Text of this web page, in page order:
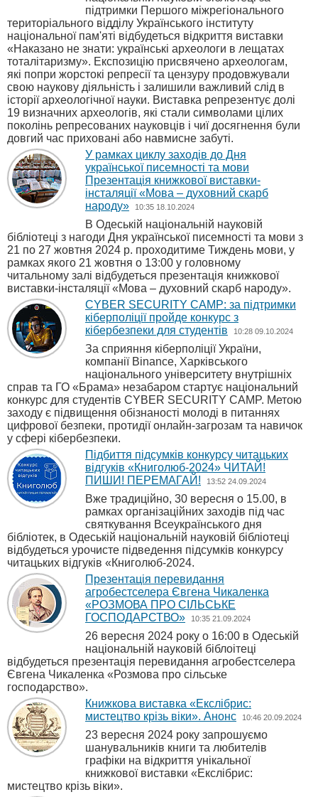
підтримки Першого міжрегіонального
територіального відділу Українського інституту
національної пам'яті відбудеться відкриття виставки
«Наказано не знати: українські археологи в лещатах
тоталітаризму». Експозицію присвячено археологам,
які попри жорстокі репресії та цензуру продовжували
свою наукову діяльність і залишили важливий слід в
історії археологічної науки. Виставка репрезентує долі
19 визначних археологів, які стали символами цілих
поколінь репресованих науковців і чиї досягнення були
довгий час приховані або навмисне забуті.
У рамках циклу заходів до Дня
української писемності та мови
Презентація книжкової виставки-
інсталяції «Мова – духовний скарб
народу»
10:35 18.10.2024
В Одеській національній науковій
бібліотеці з нагоди Дня української писемності та мови з
21 по 27 жовтня 2024 р. проходитиме Тиждень мови, у
рамках якого 21 жовтня о 13:00 у головному
читальному залі відбудеться презентація книжкової
виставки-інсталяції «Мова – духовний скарб народу».
CYBER SECURITY CAMP: за підтримки
кіберполіції пройде конкурс з
кібербезпеки для студентів
10:28 09.10.2024
За сприяння кіберполіції України,
компанії Binance, Харківського
національного університету внутрішніх
справ та ГО «Брама» незабаром стартує національний
конкурс для студентів CYBER SECURITY CAMP. Метою
заходу є підвищення обізнаності молоді в питаннях
цифрової безпеки, протидії онлайн-загрозам та навичок
у сфері кібербезпеки.
Підбиття підсумків конкурсу читацьких
відгуків «Книголюб-2024» ЧИТАЙ!
ПИШИ! ПЕРЕМАГАЙ!
13:52 24.09.2024
Вже традиційно, 30 вересня о 15.00, в
рамках організаційних заходів під час
святкування Всеукраїнського дня
бібліотек, в Одеській національній науковій бібліотеці
відбудеться урочисте підведення підсумків конкурсу
читацьких відгуків «Книголюб-2024.
Презентація перевидання
агробестселера Євгена Чикаленка
«РОЗМОВА ПРО СІЛЬСЬКЕ
ГОСПОДАРСТВО»
10:35 21.09.2024
26 вересня 2024 року о 16:00 в Одеській
національній науковій біблоітеці
відбудеться презентація перевидання агробестселера
Євгена Чикаленка «Розмова про сільське
господарство».
Книжкова виставка «Екслібрис:
мистецтво крізь віки». Анонс
10:46 20.09.2024
23 вересня 2024 року запрошуємо
шанувальників книги та любителів
графіки на відкриття унікальної
книжкової виставки «Екслібрис:
мистецтво крізь віки».